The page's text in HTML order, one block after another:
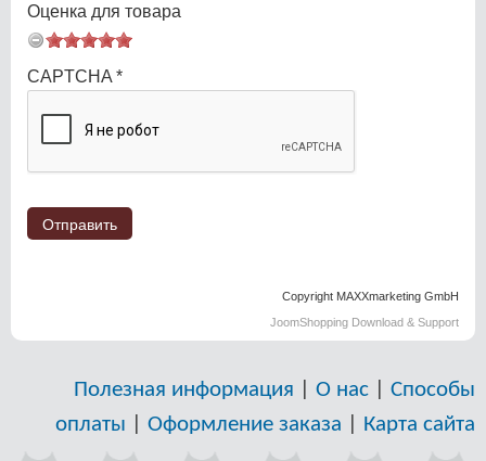
Оценка для товара
CAPTCHA *
Copyright MAXXmarketing GmbH
JoomShopping Download & Support
Полезная информация О нас
Способы
оплаты
Оформление заказа Карта сайта